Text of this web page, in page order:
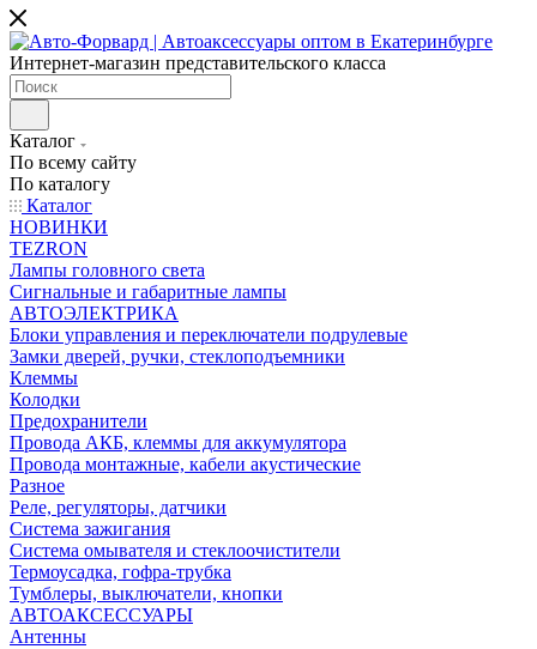
Интернет-магазин представительского класса
Каталог
По всему сайту
По каталогу
Каталог
НОВИНКИ
TEZRON
Лампы головного света
Сигнальные и габаритные лампы
АВТОЭЛЕКТРИКА
Блоки управления и переключатели подрулевые
Замки дверей, ручки, стеклоподъемники
Клеммы
Колодки
Предохранители
Провода АКБ, клеммы для аккумулятора
Провода монтажные, кабели акустические
Разное
Реле, регуляторы, датчики
Система зажигания
Система омывателя и стеклоочистители
Термоусадка, гофра-трубка
Тумблеры, выключатели, кнопки
АВТОАКСЕССУАРЫ
Антенны